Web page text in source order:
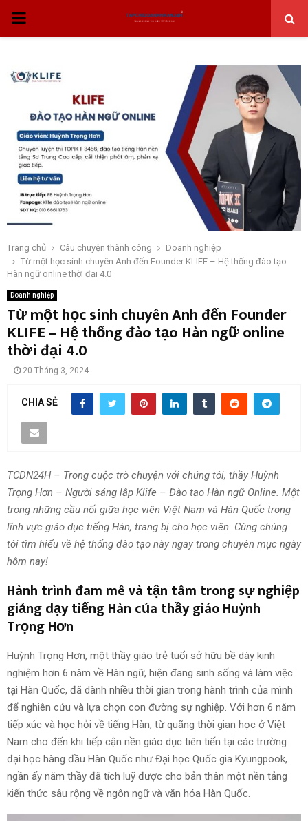
THỰC
Trang chủ Câu chuyện thành công
Doanh nghiệp
Từ một học sinh chuyên Anh đến Founder KLIFE – Hệ thống đào tạo
Hàn ngữ online thời đại 4.0
Doanh nghiệp
Từ một học sinh chuyên Anh đến Founder
KLIFE – Hệ thống đào tạo Hàn ngữ online
thời đại 4.0
20 Tháng 3, 2024
CHIA SẺ
TCDN24H – Trong cuộc trò chuyện với chúng tôi, thầy Huỳnh
Trọng Hơn – Người sáng lập Klife – Đào tạo Hàn ngữ Online. Một
trong những cầu nối giữa học viên Việt Nam và Hàn Quốc trong
lĩnh vực giáo dục tiếng Hàn, trang bị cho học viên. Cùng chúng
tôi tìm hiểu về hệ thống đào tạo này ngay trong chuyên mục ngày
hôm nay!
Hành trình đam mê và tận tâm trong sự nghiệp
giảng dạy tiếng Hàn của thầy giáo Huỳnh
Trọng Hơn
Huỳnh Trọng Hơn, một thầy giáo trẻ tuổi sở hữu bề dày kinh
nghiệm hơn 6 năm về Hàn ngữ, hiện đang sinh sống và làm việc
tại Hàn Quốc, đã dành nhiều thời gian trong hành trình của mình
để nghiên cứu và lựa chọn con đường sự nghiệp. Với hơn 6 năm
tiếp xúc và học hỏi về tiếng Hàn, từ quãng thời gian học ở Việt
Nam cho đến khi tiếp cận nền giáo dục tiên tiến tại các trường
đại học hàng đầu Hàn Quốc như Đại học Quốc gia Kyungpook,
ngần ấy năm thầy đã tích luỹ được cho bản thân một nền tảng
kiến thức sâu rộng về ngôn ngữ và văn hóa Hàn Quốc.